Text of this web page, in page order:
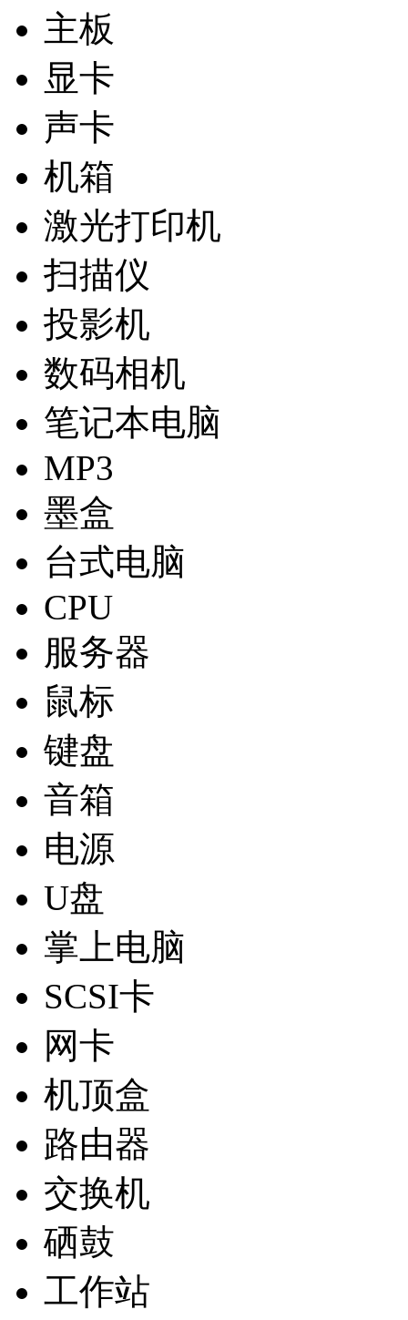
主板
显卡
声卡
机箱
激光打印机
扫描仪
投影机
数码相机
笔记本电脑
MP3
墨盒
台式电脑
CPU
服务器
鼠标
键盘
音箱
电源
U盘
掌上电脑
SCSI卡
网卡
机顶盒
路由器
交换机
硒鼓
工作站